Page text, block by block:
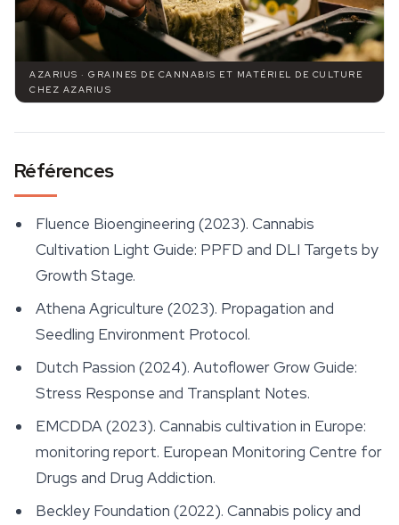
AZARIUS · GRAINES DE CANNABIS ET MATÉRIEL DE CULTURE
CHEZ AZARIUS
Références
Fluence Bioengineering (2023). Cannabis
Cultivation Light Guide: PPFD and DLI Targets by
Growth Stage.
Athena Agriculture (2023). Propagation and
Seedling Environment Protocol.
Dutch Passion (2024). Autoflower Grow Guide:
Stress Response and Transplant Notes.
EMCDDA (2023). Cannabis cultivation in Europe:
monitoring report. European Monitoring Centre for
Drugs and Drug Addiction.
Beckley Foundation (2022). Cannabis policy and